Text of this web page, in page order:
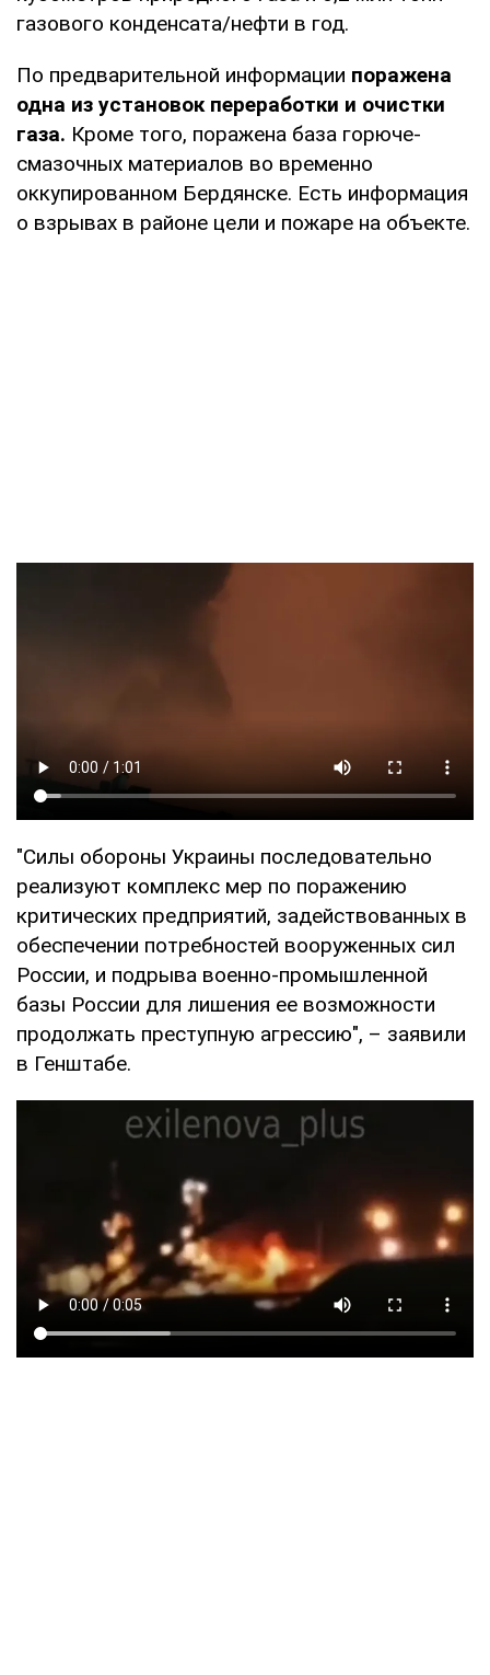
газового конденсата/нефти в год.
По предварительной информации поражена
одна из установок переработки и очистки
газа. Кроме того, поражена база горюче-
смазочных материалов во временно
оккупированном Бердянске. Есть информация
о взрывах в районе цели и пожаре на объекте.
"Силы обороны Украины последовательно
реализуют комплекс мер по поражению
критических предприятий, задействованных в
обеспечении потребностей вооруженных сил
России, и подрыва военно-промышленной
базы России для лишения ее возможности
продолжать преступную агрессию", – заявили
в Генштабе.